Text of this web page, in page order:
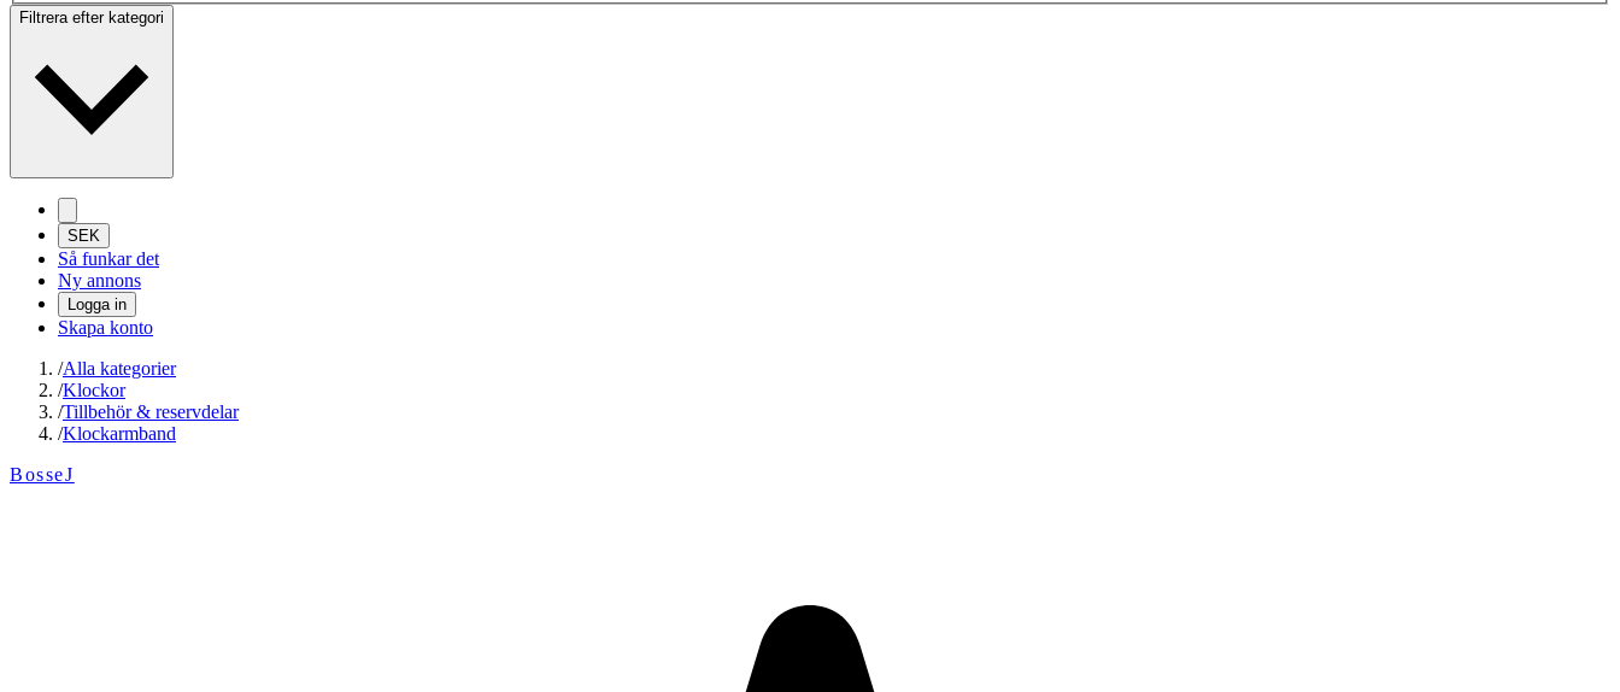
Filtrera efter kategori
SEK
Så funkar det
Ny annons
Logga in
Skapa konto
/Alla kategorier
/Klockor
/Tillbehör & reservdelar
/Klockarmband
BosseJ